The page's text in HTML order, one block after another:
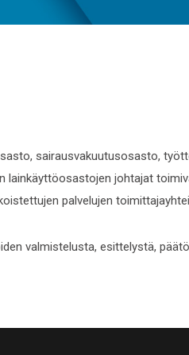
sairausvakuutusosasto,
johtajat
palvelujen
valmistelusta, esittelystä,